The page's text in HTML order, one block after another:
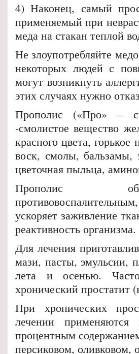
4) Наконец, самый
применяемый при
меда на стакан теплой
Не злоупотребляйте
некоторых людей с
могут возникнуть
этих случаях нужно
Прополис («Про» –
-смолистое вещество
красного цвета,
воск, смолы, бальзамы,
цветочная пыльца,
Прополис
ускоряет заживление
реактивность организма.
Для лечения
мази, пасты, эмульсии,
лета и осенью.
хронический простатит
При хронических
лечении
процентным
персиковом, оливковом,